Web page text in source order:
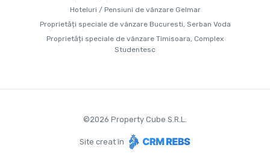
Hoteluri / Pensiuni de vânzare Gelmar
Proprietăți speciale de vânzare Bucuresti, Serban Voda
Proprietăți speciale de vânzare Timisoara, Complex
Studentesc
©2026 Property Cube S.R.L.
Site creat în